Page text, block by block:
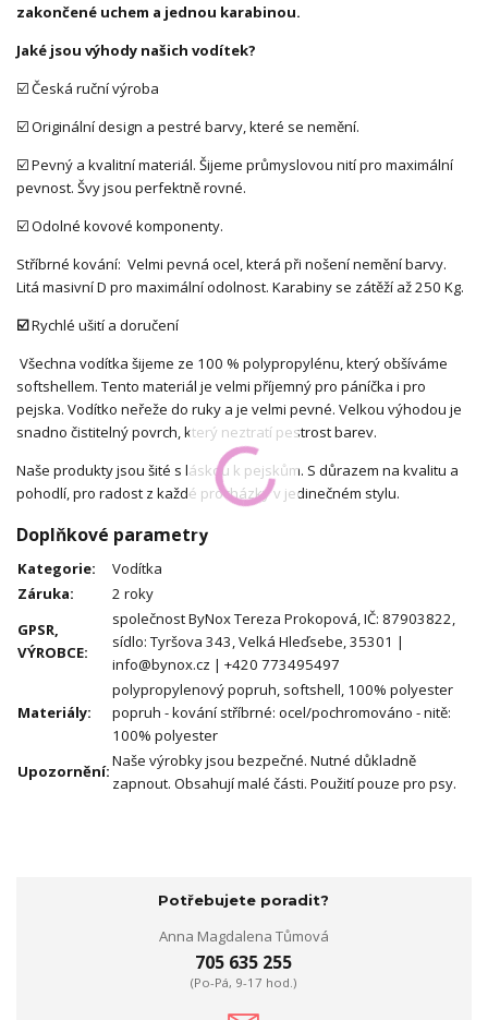
zakončené uchem a jednou karabinou.
Jaké jsou výhody našich vodítek?
☑️ Česká ruční výroba
☑️ Originální design a pestré barvy, které se nemění.
☑️ Pevný a kvalitní materiál. Šijeme průmyslovou nití pro maximální
pevnost. Švy jsou perfektně rovné.
☑️ Odolné kovové komponenty.
Stříbrné kování: Velmi pevná ocel, která při nošení nemění barvy.
Litá masivní D pro maximální odolnost. Karabiny se zátěží až 250 Kg.
☑️Rychlé ušití a doručení
Všechna vodítka šijeme ze 100 % polypropylénu, který obšíváme
softshellem. Tento materiál je velmi příjemný pro páníčka i pro
pejska. Vodítko neřeže do ruky a je velmi pevné. Velkou výhodou je
snadno čistitelný povrch, který neztratí pestrost barev.
Naše produkty jsou šité s láskou k pejskům. S důrazem na kvalitu a
pohodlí, pro radost z každé procházky v jedinečném stylu.
Doplňkové parametry
Kategorie:
Vodítka
Záruka:
2 roky
GPSR,
VÝROBCE:
společnost ByNox Tereza Prokopová, IČ: 87903822,
sídlo: Tyršova 343, Velká Hleďsebe, 35301 |
info@bynox.cz | +420 773495497
Materiály:
polypropylenový popruh, softshell, 100% polyester
popruh - kování stříbrné: ocel/pochromováno - nitě:
100% polyester
Upozornění:
Naše výrobky jsou bezpečné. Nutné důkladně
zapnout. Obsahují malé části. Použití pouze pro psy.
Potřebujete poradit?
Anna Magdalena Tůmová
705 635 255
(Po-Pá, 9-17 hod.)